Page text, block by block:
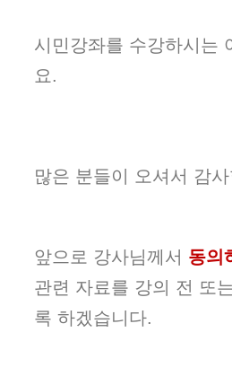
시민강좌를 수강하시는
요.
많은 분들이 오셔서 감
앞으로 강사님께서 동의
관련 자료를 강의 전 또
록 하겠습니다.